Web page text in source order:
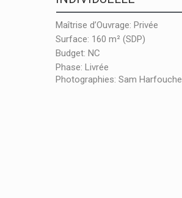
Maîtrise d’Ouvrage: Privée
Surface: 160 m² (SDP)
Budget: NC
Phase: Livrée
Photographies: Sam Harfouche